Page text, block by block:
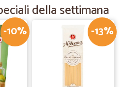
della settimana
-10% -13%